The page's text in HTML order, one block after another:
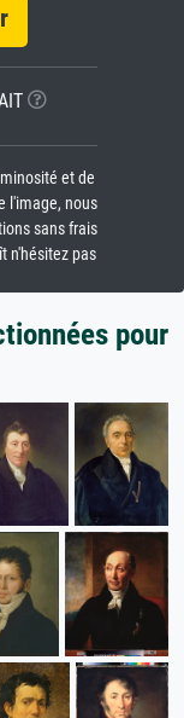
et de
l'image, nous
sans frais
n'hésitez pas
pour